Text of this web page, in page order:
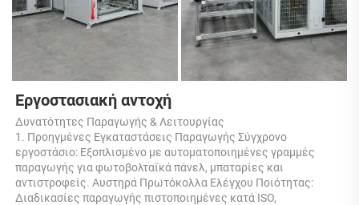
Εργοστασιακή αντοχή
Δυνατότητες Παραγωγής & Λειτουργίας
1. Προηγμένες Εγκαταστάσεις Παραγωγής Σύγχρονο
εργοστάσιο: Εξοπλισμένο με αυτοματοποιημένες γραμμές
παραγωγής για φωτοβολταϊκά πάνελ, μπαταρίες και
αντιστροφείς. Αυστηρά Πρωτόκολλα Ελέγχου Ποιότητας:
Διαδικασίες παραγωγής πιστοποιημένες κατά ISO,